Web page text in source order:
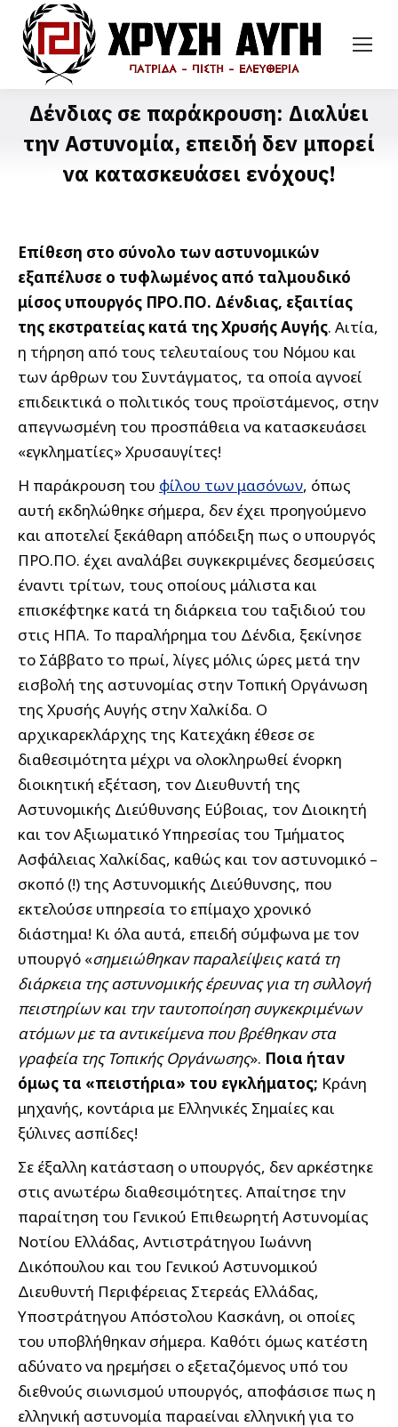
Δένδιας σε παράκρουση: Διαλύει
την Αστυνομία, επειδή δεν μπορεί
να κατασκευάσει ενόχους!
Επίθεση στο σύνολο των αστυνομικών
εξαπέλυσε ο τυφλωμένος από ταλμουδικό
μίσος υπουργός ΠΡΟ.ΠΟ. Δένδιας, εξαιτίας
της εκστρατείας κατά της Χρυσής Αυγής. Αιτία,
η τήρηση από τους τελευταίους του Νόμου και
των άρθρων του Συντάγματος, τα οποία αγνοεί
επιδεικτικά ο πολιτικός τους προϊστάμενος, στην
απεγνωσμένη του προσπάθεια να κατασκευάσει
«εγκληματίες» Χρυσαυγίτες!
Η παράκρουση του φίλου των μασόνων, όπως
αυτή εκδηλώθηκε σήμερα, δεν έχει προηγούμενο
και αποτελεί ξεκάθαρη απόδειξη πως ο υπουργός
ΠΡΟ.ΠΟ. έχει αναλάβει συγκεκριμένες δεσμεύσεις
έναντι τρίτων, τους οποίους μάλιστα και
επισκέφτηκε κατά τη διάρκεια του ταξιδιού του
στις ΗΠΑ. Το παραλήρημα του Δένδια, ξεκίνησε
το Σάββατο το πρωί, λίγες μόλις ώρες μετά την
εισβολή της αστυνομίας στην Τοπική Οργάνωση
της Χρυσής Αυγής στην Χαλκίδα. Ο
αρχικαρεκλάρχης της Κατεχάκη έθεσε σε
διαθεσιμότητα μέχρι να ολοκληρωθεί ένορκη
διοικητική εξέταση, τον Διευθυντή της
Αστυνομικής Διεύθυνσης Εύβοιας, τον Διοικητή
και τον Αξιωματικό Υπηρεσίας του Τμήματος
Ασφάλειας Χαλκίδας, καθώς και τον αστυνομικό –
σκοπό (!) της Αστυνομικής Διεύθυνσης, που
εκτελούσε υπηρεσία το επίμαχο χρονικό
διάστημα! Κι όλα αυτά, επειδή σύμφωνα με τον
υπουργό «σημειώθηκαν παραλείψεις κατά τη
διάρκεια της αστυνομικής έρευνας για τη συλλογή
πειστηρίων και την ταυτοποίηση συγκεκριμένων
ατόμων με τα αντικείμενα που βρέθηκαν στα
γραφεία της Τοπικής Οργάνωσης». Ποια ήταν
όμως τα «πειστήρια» του εγκλήματος; Κράνη
μηχανής, κοντάρια με Ελληνικές Σημαίες και
ξύλινες ασπίδες!
Σε έξαλλη κατάσταση ο υπουργός, δεν αρκέστηκε
στις ανωτέρω διαθεσιμότητες. Απαίτησε την
παραίτηση του Γενικού Επιθεωρητή Αστυνομίας
Νοτίου Ελλάδας, Αντιστράτηγου Ιωάννη
Δικόπουλου και του Γενικού Αστυνομικού
Διευθυντή Περιφέρειας Στερεάς Ελλάδας,
Υποστράτηγου Απόστολου Κασκάνη, οι οποίες
του υποβλήθηκαν σήμερα. Καθότι όμως κατέστη
αδύνατο να ηρεμήσει ο εξεταζόμενος υπό του
διεθνούς σιωνισμού υπουργός, αποφάσισε πως η
ελληνική αστυνομία παραείναι ελληνική για το